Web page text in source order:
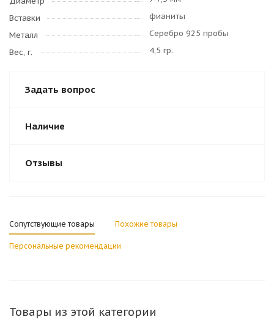
Вставки
фианиты
Металл
Серебро 925 пробы
Вес, г.
4,5 гр.
Задать вопрос
Наличие
Отзывы
Сопутствующие товары Похожие товары
Персональные рекомендации
Товары из этой категории